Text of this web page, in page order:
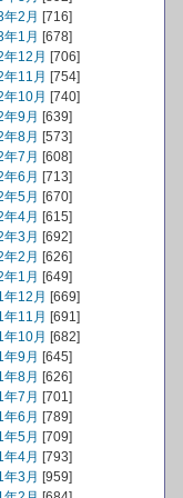
2月 [716]
1月 [678]
12月 [706]
11月 [754]
10月 [740]
9月 [639]
8月 [573]
7月 [608]
6月 [713]
5月 [670]
4月 [615]
3月 [692]
2月 [626]
1月 [649]
12月 [669]
11月 [691]
10月 [682]
9月 [645]
8月 [626]
7月 [701]
6月 [789]
5月 [709]
4月 [793]
3月 [959]